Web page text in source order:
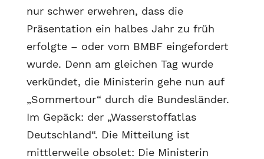
nur schwer erwehren, dass die
Präsentation ein halbes Jahr zu früh
erfolgte – oder vom BMBF eingefordert
wurde. Denn am gleichen Tag wurde
verkündet, die Ministerin gehe nun auf
„Sommertour“ durch die Bundesländer.
Im Gepäck: der „Wasserstoffatlas
Deutschland“. Die Mitteilung ist
mittlerweile obsolet: Die Ministerin